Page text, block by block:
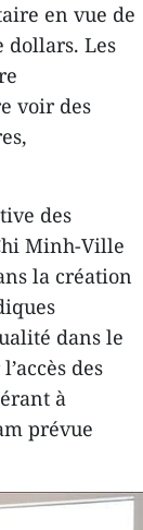
en vue de
dollars. Les
voir des
des
Minh-Ville
la création
dans le
des
à
prévue